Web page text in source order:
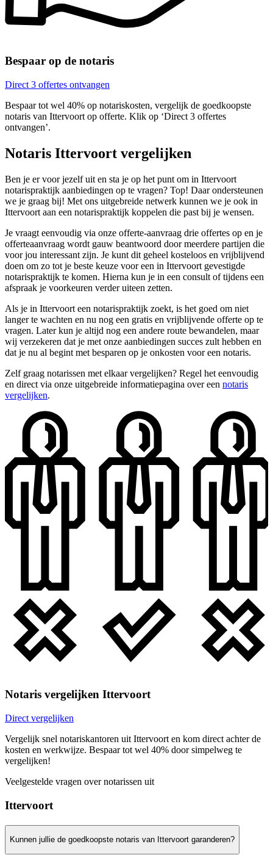
Bespaar op de notaris
Direct 3 offertes ontvangen
Bespaar tot wel 40% op notariskosten, vergelijk de goedkoopste
notaris van Ittervoort op offerte. Klik op ‘Direct 3 offertes
ontvangen’.
Notaris Ittervoort vergelijken
Ben je er voor jezelf uit en sta je op het punt om in Ittervoort
notarispraktijk aanbiedingen op te vragen? Top! Daar ondersteunen
we je graag bij! Met ons uitgebreide netwerk kunnen we je ook in
Ittervoort aan een notarispraktijk koppelen die past bij je wensen.
Je vraagt eenvoudig via onze offerte-aanvraag drie offertes op en je
offerteaanvraag wordt gauw beantwoord door meerdere partijen die
voor jou interessant zijn. Je kunt dit geheel kosteloos en vrijblijvend
doen om zo tot je beste keuze voor een in Ittervoort gevestigde
notarispraktijk te komen. Hierna kun je in een consult of tijdens een
afspraak je voorkeuren verder uiteen zetten.
Als je in Ittervoort een notarispraktijk zoekt, is het goed om niet
langer te wachten en nu nog een gratis en vrijblijvende offerte op te
vragen. Later kun je altijd nog een andere route bewandelen, maar
wij verzekeren dat je met onze aanbiedingen succes zult hebben en
dat je nu al begint met besparen op je onkosten voor een notaris.
Zelf graag notarissen met elkaar vergelijken? Regel het eenvoudig
en direct via onze uitgebreide informatiepagina over een notaris
vergelijken.
Notaris vergelijken Ittervoort
Direct vergelijken
Vergelijk snel notariskantoren uit Ittervoort en kom direct achter de
kosten en werkwijze. Bespaar tot wel 40% door simpelweg te
vergelijken!
Veelgestelde vragen over notarissen uit
Ittervoort
Kunnen jullie de goedkoopste notaris van Ittervoort garanderen?